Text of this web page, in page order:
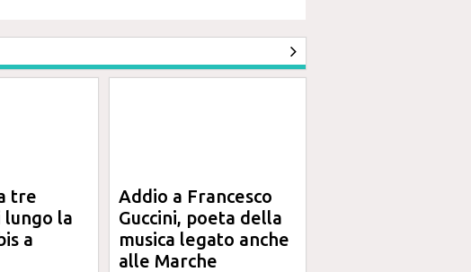
tre
la
a
Addio a Francesco
Guccini, poeta della
musica legato anche
alle Marche